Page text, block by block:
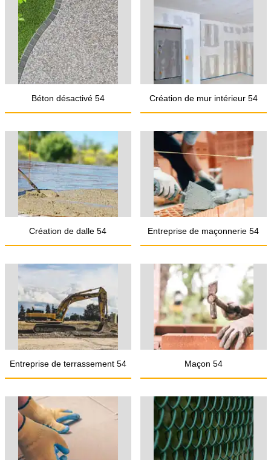
Béton désactivé 54 Création de mur intérieur 54
Création de dalle 54 Entreprise de maçonnerie 54
Entreprise de terrassement 54 Maçon 54